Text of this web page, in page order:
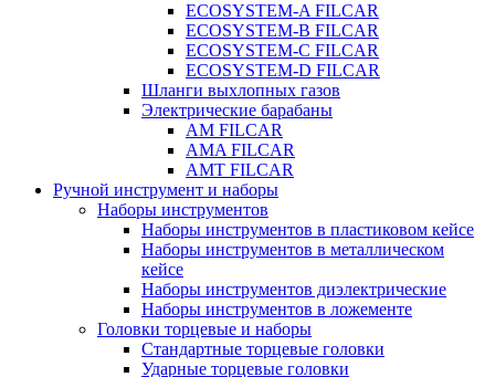
ECOSYSTEM-A FILCAR
ECOSYSTEM-B FILCAR
ECOSYSTEM-C FILCAR
ECOSYSTEM-D FILCAR
Шланги выхлопных газов
Электрические барабаны
AM FILCAR
AMA FILCAR
AMT FILCAR
Ручной инструмент и наборы
Наборы инструментов
Наборы инструментов в пластиковом кейсе
Наборы инструментов в металлическом
кейсе
Наборы инструментов диэлектрические
Наборы инструментов в ложементе
Головки торцевые и наборы
Стандартные торцевые головки
Ударные торцевые головки